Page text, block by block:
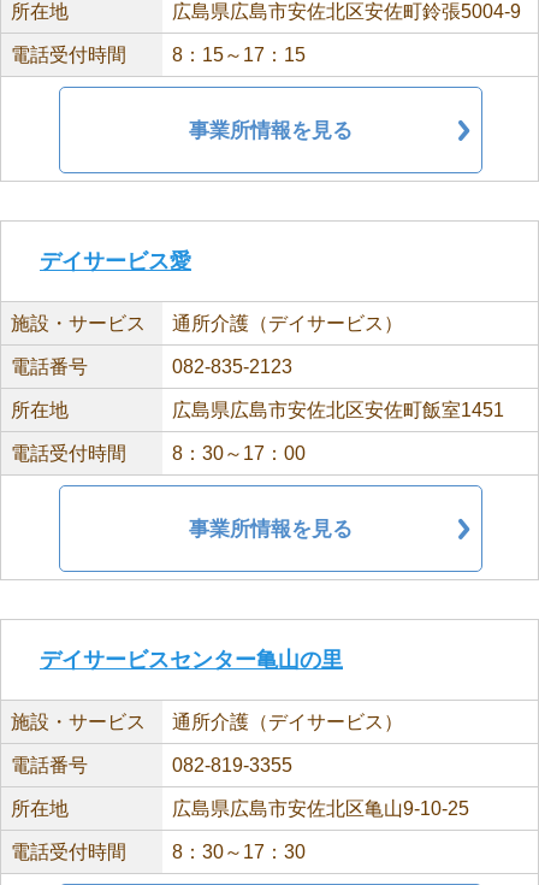
所在地 広島県広島市安佐北区安佐町鈴張5004-9
電話受付時間 8：15～17：15
事業所情報を見る
デイサービス愛
施設・サービス 通所介護（デイサービス）
電話番号 082-835-2123
所在地 広島県広島市安佐北区安佐町飯室1451
電話受付時間 8：30～17：00
事業所情報を見る
デイサービスセンター亀山の里
施設・サービス 通所介護（デイサービス）
電話番号 082-819-3355
所在地 広島県広島市安佐北区亀山9-10-25
電話受付時間 8：30～17：30